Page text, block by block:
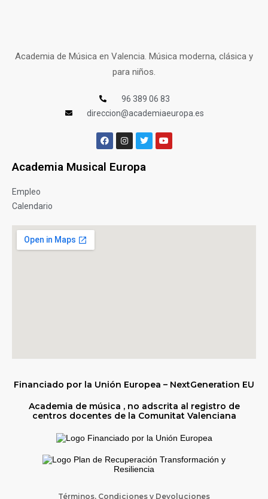
Academia de Música en Valencia. Música moderna, clásica y
para niños.
96 389 06 83
direccion@academiaeuropa.es
Academia Musical Europa
Empleo
Calendario
Financiado por la Unión Europea – NextGeneration EU
Academia de música , no adscrita al registro de
centros docentes de la Comunitat Valenciana
Términos, Condiciones y Devoluciones